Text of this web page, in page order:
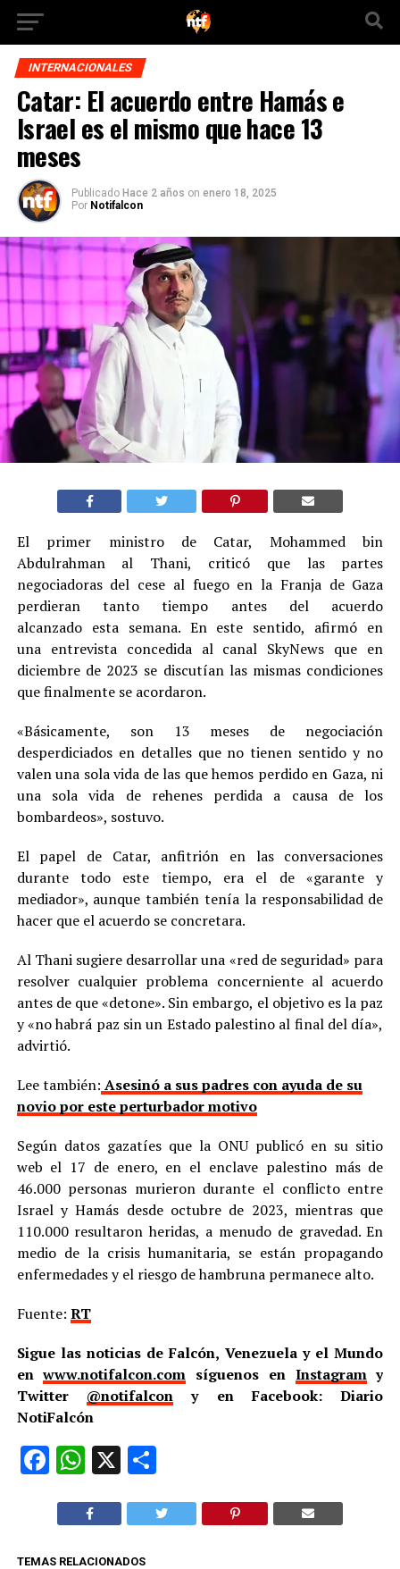
INTERNACIONALES
Catar: El acuerdo entre Hamás e
Israel es el mismo que hace 13
meses
Publicado Hace 2 años on enero 18, 2025
Por Notifalcon
El primer ministro de Catar, Mohammed bin
Abdulrahman al Thani, criticó que las partes
negociadoras del cese al fuego en la Franja de Gaza
perdieran tanto tiempo antes del acuerdo
alcanzado esta semana. En este sentido, afirmó en
una entrevista concedida al canal SkyNews que en
diciembre de 2023 se discutían las mismas condiciones
que finalmente se acordaron.
«Básicamente, son 13 meses de negociación
desperdiciados en detalles que no tienen sentido y no
valen una sola vida de las que hemos perdido en Gaza, ni
una sola vida de rehenes perdida a causa de los
bombardeos», sostuvo.
El papel de Сatar, anfitrión en las conversaciones
durante todo este tiempo, era el de «garante y
mediador», aunque también tenía la responsabilidad de
hacer que el acuerdo se concretara.
Al Thani sugiere desarrollar una «red de seguridad» para
resolver cualquier problema concerniente al acuerdo
antes de que «detone». Sin embargo, el objetivo es la paz
y «no habrá paz sin un Estado palestino al final del día»,
advirtió.
Lee también: Asesinó a sus padres con ayuda de su
novio por este perturbador motivo
Según datos gazatíes que la ONU publicó en su sitio
web el 17 de enero, en el enclave palestino más de
46.000 personas murieron durante el conflicto entre
Israel y Hamás desde octubre de 2023, mientras que
110.000 resultaron heridas, a menudo de gravedad. En
medio de la crisis humanitaria, se están propagando
enfermedades y el riesgo de hambruna permanece alto.
Fuente: RT
Sigue las noticias de Falcón, Venezuela y el Mundo
enwww.notifalcon.com síguenos en Instagramy
Twitter @notifalcon y en Facebook: Diario
NotiFalcón
Facebook
WhatsApp
X Compartir
TEMAS RELACIONADOS